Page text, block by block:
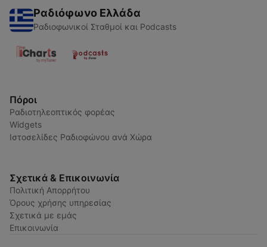
Ραδιόφωνο Ελλάδα
Ραδιοφωνικοί Σταθμοί και Podcasts
Πόροι
Ραδιοτηλεοπτικός φορέας
Widgets
Ιστοσελίδες Ραδιοφώνου ανά Χώρα
Σχετικά & Επικοινωνία
Πολιτική Απορρήτου
Όρους χρήσης υπηρεσίας
Σχετικά με εμάς
Επικοινωνία